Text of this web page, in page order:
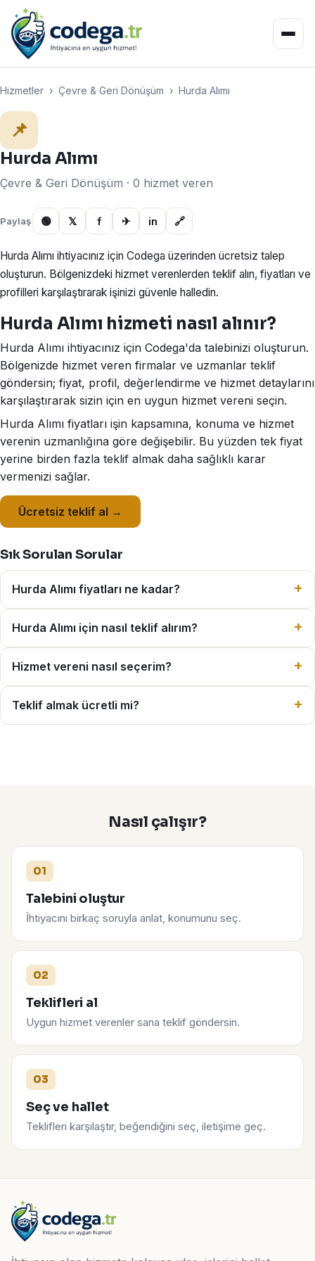
Hizmetler › Çevre & Geri Dönüşüm › Hurda Alımı
📌
Hurda Alımı
Çevre & Geri Dönüşüm · 0 hizmet veren
Paylaş 🟢 𝕏 f ✈ in 🔗
Hurda Alımı ihtiyacınız için Codega üzerinden ücretsiz talep
oluşturun. Bölgenizdeki hizmet verenlerden teklif alın, fiyatları ve
profilleri karşılaştırarak işinizi güvenle halledin.
Hurda Alımı hizmeti nasıl alınır?
Hurda Alımı ihtiyacınız için Codega'da talebinizi oluşturun.
Bölgenizde hizmet veren firmalar ve uzmanlar teklif
göndersin; fiyat, profil, değerlendirme ve hizmet detaylarını
karşılaştırarak sizin için en uygun hizmet vereni seçin.
Hurda Alımı fiyatları işin kapsamına, konuma ve hizmet
verenin uzmanlığına göre değişebilir. Bu yüzden tek fiyat
yerine birden fazla teklif almak daha sağlıklı karar
vermenizi sağlar.
Ücretsiz teklif al →
Sık Sorulan Sorular
Hurda Alımı fiyatları ne kadar?
Hurda Alımı için nasıl teklif alırım?
Hizmet vereni nasıl seçerim?
Teklif almak ücretli mi?
Nasıl çalışır?
01
Talebini oluştur
İhtiyacını birkaç soruyla anlat, konumunu seç.
02
Teklifleri al
Uygun hizmet verenler sana teklif göndersin.
03
Seç ve hallet
Teklifleri karşılaştır, beğendiğini seç, iletişime geç.